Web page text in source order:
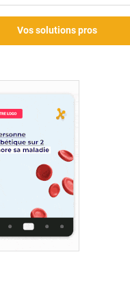
Vos solutions pros